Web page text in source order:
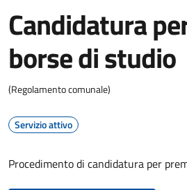
Candidatura
borse di studio
(Regolamento comunale)
Servizio attivo
Procedimento di candidatura per